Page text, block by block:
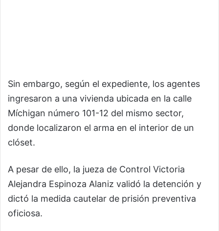
Sin embargo, según el expediente, los agentes
ingresaron a una vivienda ubicada en la calle
Míchigan número 101-12 del mismo sector,
donde localizaron el arma en el interior de un
clóset.
A pesar de ello, la jueza de Control Victoria
Alejandra Espinoza Alaniz validó la detención y
dictó la medida cautelar de prisión preventiva
oficiosa.